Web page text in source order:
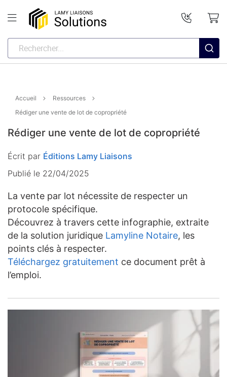
Accueil
Ressources
Rédiger une vente de lot de copropriété
Rédiger une vente de lot de copropriété
Écrit par Éditions Lamy Liaisons
Publié le 22/04/2025
La vente par lot nécessite de respecter un
protocole spécifique.
Découvrez à travers cette infographie, extraite
de la solution juridique Lamyline Notaire, les
points clés à respecter.
Téléchargez gratuitement ce document prêt à
l’emploi.